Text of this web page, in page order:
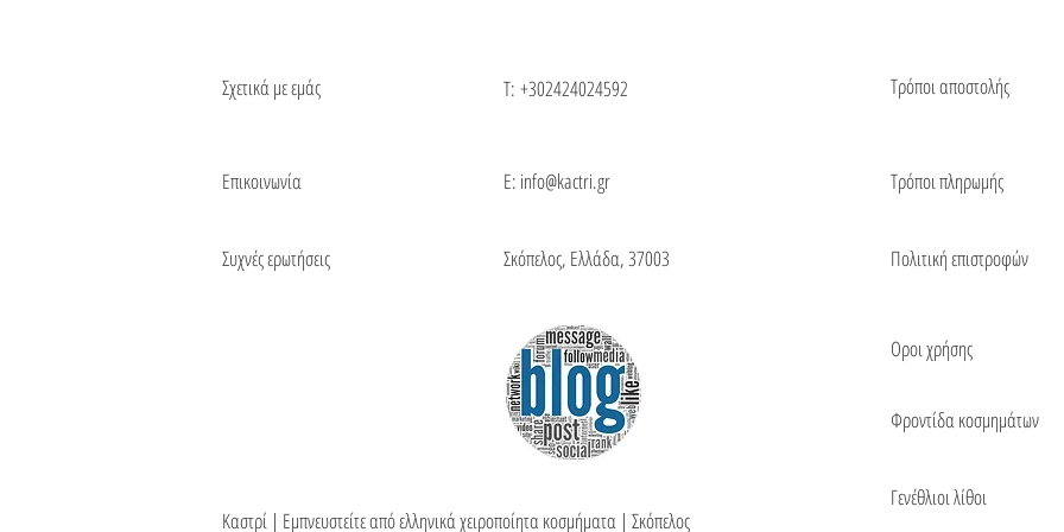
Σχετικά με εμάς
Επικοινωνία
Συχνές ερωτήσεις
Τ: +302424024592
Ε: info@kactri.gr
Σκόπελος, Ελλάδα, 37003
Τρόποι αποστολής
Τρόποι πληρωμής
Πολιτική επιστροφών
Οροι χρήσης
Φροντίδα κοσμημάτων
Γενέθλιοι λίθοι
Καστρί | Εμπνευστείτε από ελληνικά χειροποίητα κοσμήματα | Σκόπελος